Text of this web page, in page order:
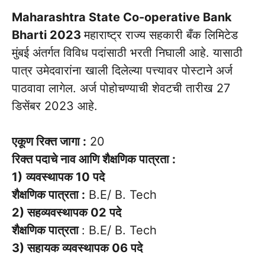
Maharashtra State Co-operative Bank
Bharti 2023महाराष्ट्र राज्य सहकारी बँक लिमिटेड
मुंबई अंतर्गत विविध पदांसाठी भरती निघाली आहे. यासाठी
पात्र उमेदवारांना खाली दिलेल्या पत्त्यावर पोस्टाने अर्ज
पाठवावा लागेल. अर्ज पोहोचण्याची शेवटची तारीख 27
डिसेंबर 2023 आहे.
एकूण रिक्त जागा : 20
रिक्त पदाचे नाव आणि शैक्षणिक पात्रता :
1) व्यवस्थापक 10 पदे
शैक्षणिक पात्रता : B.E/ B. Tech
2) सहव्यवस्थापक 02 पदे
शैक्षणिक पात्रता : B.E/ B. Tech
3) सहायक व्यवस्थापक 06 पदे